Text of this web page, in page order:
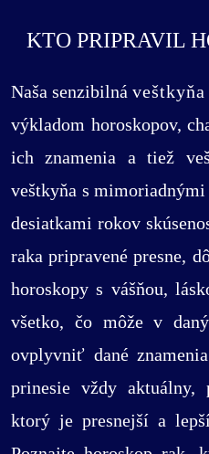
KTO PRIPRAVIL
Naša senzibilná
výkladom horoskopov,
ich znamenia a tiež
veštkyňa s
desiatkami rokov
raka pripravené presne,
horoskopy s vášňou,
všetko, čo môže v
ovplyvniť dané
prinesie vždy aktuálny,
ktorý je presnejší a